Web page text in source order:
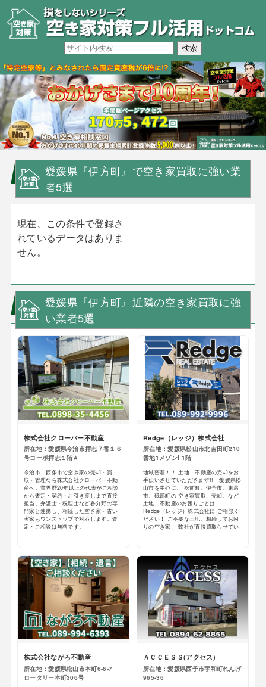
愛媛県『伊方町』で空き家買取に強い業
者5選
現在、この条件で登録さ
れているデータはありま
せん。
愛媛県『伊方町』近隣の空き家買取に強
い業者5選
株式会社クローバー不動産
所在地：愛媛県今治市拝志７番１６
号コーポ拝志１階Ａ
今治市・西条市で空き家の売却・買
取・管理なら株式会社クローバー不動
産へ。業界歴20年以上の代表がご相談
から査定・契約・お引き渡しまで直接
担当。弁護士・税理士など各分野の専
門家と連携し、相続した空き家・古い
実家もワンストップで対応します。査
定・ご相談は無料です。
Redge（レッジ）株式会社
所在地：愛媛県松山市北吉田町210
番地1メゾンI 1階
地域密着！！ 土地・不動産の売却をお
手伝いさせていただきます!! 愛媛県松
山市を中心に、 松前町、伊予市、東温
市、砥部町の 空き家買取、売却、など
土地、不動産のお困りごとは
Redge（レッジ）株式会社に ご相談く
ださい！ ご不要な土地、相続してお困
りの空き家、 弊社が直接買取らせてい
...
株式会社ながろ不動産
所在地：愛媛県松山市本町6-6-7
ロータリー本町306号
ＡＣＣＥＳＳ(アクセス)
所在地：愛媛県西予市宇和町れんげ
965-36